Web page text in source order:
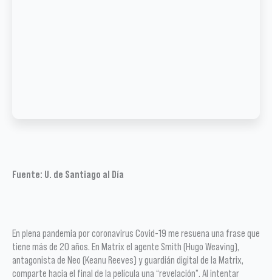
Fuente: U. de Santiago al Día
En plena pandemia por coronavirus Covid-19 me resuena una frase que
tiene más de 20 años. En Matrix el agente Smith (‎Hugo Weaving),
antagonista de Neo (Keanu Reeves) y guardián digital de la Matrix,
comparte hacia el final de la película una “revelación”. Al intentar